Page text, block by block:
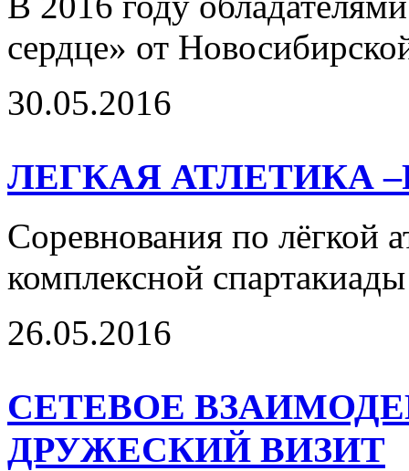
сердце» от
30.05.2016
ЛЕГКАЯ АТЛЕТИКА
Соревнования по лёгкой
комплексной
26.05.2016
СЕТЕВОЕ
ДРУЖЕСКИЙ ВИЗИТ